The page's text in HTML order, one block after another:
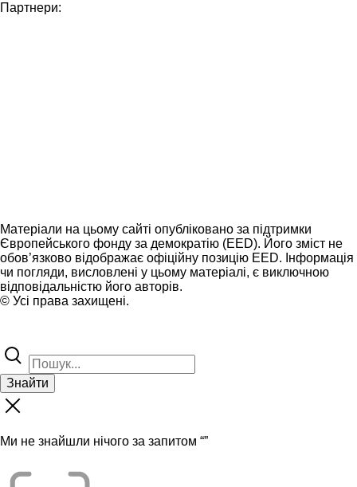
Партнери:
Матеріали на цьому сайті опубліковано за підтримки
Європейського фонду за демократію (EED). Його зміст не
обов’язково відображає офіційну позицію EED. Інформація
чи погляди, висловлені у цьому матеріалі, є виключною
відповідальністю його авторів.
© Усі права захищені.
Знайти
Ми не знайшли нічого за запитом “”